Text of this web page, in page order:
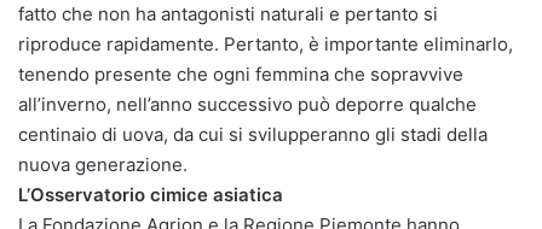
fatto che non ha antagonisti naturali e pertanto si
riproduce rapidamente. Pertanto, è importante eliminarlo,
tenendo presente che ogni femmina che sopravvive
all’inverno, nell’anno successivo può deporre qualche
centinaio di uova, da cui si svilupperanno gli stadi della
nuova generazione.
L’Osservatorio cimice asiatica
La Fondazione Agrion e la Regione Piemonte hanno